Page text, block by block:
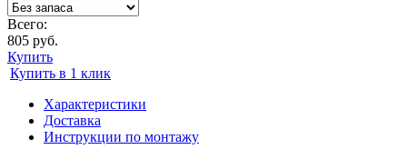
Всего:
805 руб.
Купить
Купить в 1 клик
Характеристики
Доставка
Инструкции по монтажу